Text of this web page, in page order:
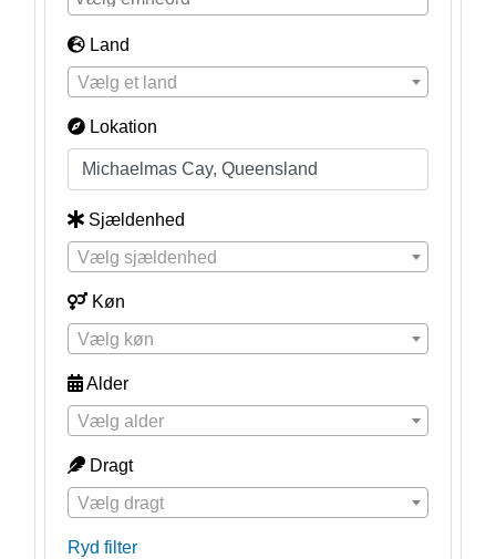
Land
Vælg et land
Lokation
Sjældenhed
Vælg sjældenhed
Køn
Vælg køn
Alder
Vælg alder
Dragt
Vælg dragt
Ryd filter